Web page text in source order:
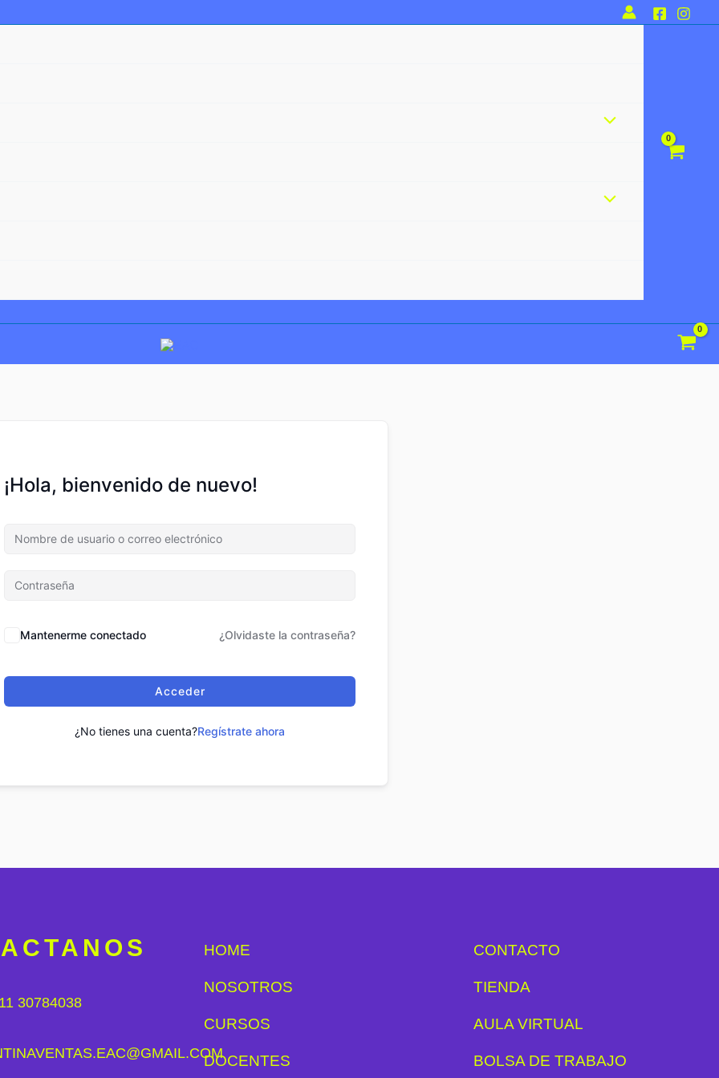
Alternar
Alternar
¡Hola, bienvenido de nuevo!
Mantenerme conectado ¿Olvidaste la contraseña?
Acceder
¿No tienes una cuenta?Regístrate ahora
30784038
HOME
NOSOTROS
CURSOS
DOCENTES
CONTACTO
TIENDA
AULA VIRTUAL
BOLSA DE TRABAJO